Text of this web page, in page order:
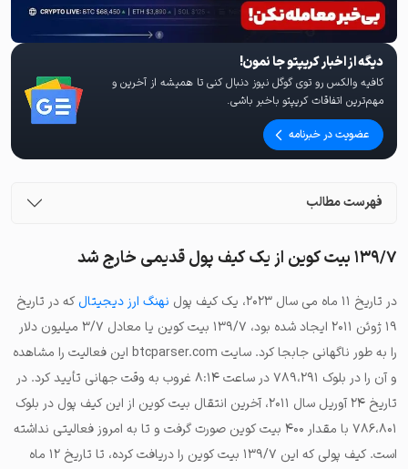
دیگه از اخبار کریپتو جا نمون!
کافیه والکس رو توی گوگل نیوز دنبال کنی تا همیشه از آخرین و
مهم‌ترین اتفاقات کریپتو باخبر باشی.
عضویت در خبرنامه
فهرست مطالب
۱۳۹/۷ بیت کوین از یک کیف پول قدیمی خارج شد
در تاریخ ۱۱ ماه می سال ۲۰۲۳، یک کیف پول نهنگ ارز دیجیتالکه در تاریخ
۱۹ ژوئن ۲۰۱۱ ایجاد شده بود، ۱۳۹/۷ بیت‌ کوین یا معادل ۳/۷ میلیون دلار
را به طور ناگهانی جابجا کرد. سایت btcparser.com این فعالیت را مشاهده
و آن را در بلوک ۷۸۹،۲۹۱ در ساعت ۸:۱۴ غروب به وقت جهانی تأیید کرد. در
تاریخ ۲۴ آوریل سال ۲۰۱۱، آخرین انتقال بیت‌ کوین از این کیف پول در بلوک
۷۸۶،۸۰۱ با مقدار ۴۰۰ بیت‌ کوین صورت گرفت و تا به امروز فعالیتی نداشته
است. کیف پولی که این ۱۳۹/۷ بیت‌ کوین را دریافت کرده، تا تاریخ ۱۲ ماه